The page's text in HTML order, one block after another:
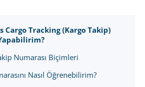
Cargo Tracking (Kargo Takip)
Numarası Biçimleri
Nasıl Öğrenebilirim?